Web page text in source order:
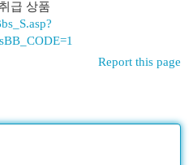
급 상품
Report this page